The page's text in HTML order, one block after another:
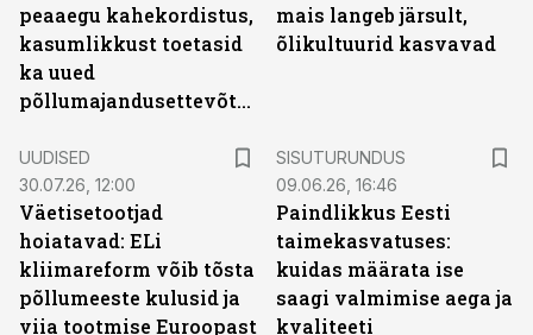
peaaegu kahekordistus,
kasumlikkust toetasid
ka uued
põllumajandusettevõtted
mais langeb järsult,
õlikultuurid kasvavad
UUDISED
30.07.26, 12:00
Väetisetootjad
hoiatavad: ELi
kliimareform võib tõsta
põllumeeste kulusid ja
viia tootmise Euroopast
SISUTURUNDUS
09.06.26, 16:46
Paindlikkus Eesti
taimekasvatuses:
kuidas määrata ise
saagi valmimise aega ja
kvaliteeti